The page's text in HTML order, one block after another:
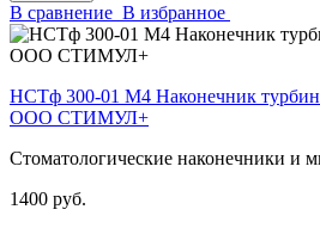
В сравнение В избранное
НСТф 300-01 М4 Наконечник
ООО СТИМУЛ+
Стоматологические наконечники и
1400 руб.